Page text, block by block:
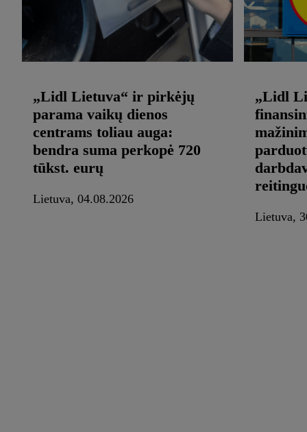
„Lidl Lietuva“ ir pirkėjų
parama vaikų dienos
centrams toliau auga:
bendra suma perkopė 720
tūkst. eurų
Lietuva, 04.08.2026
„Lidl
Lietuva,